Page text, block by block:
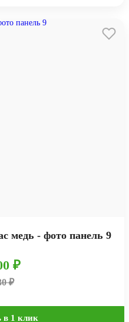
медь - фото панель 9
₽
₽
в 1 клик